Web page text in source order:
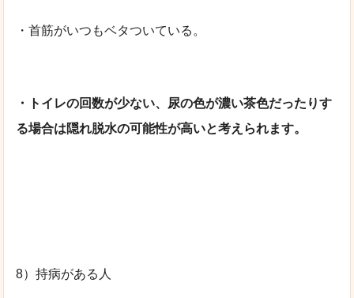
・首筋がいつもベタついている。
・トイレの回数が少ない、尿の色が濃い茶色だったりす
る場合は隠れ脱水の可能性が高いと考えられます。
8）持病がある人